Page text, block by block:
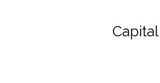
Capital